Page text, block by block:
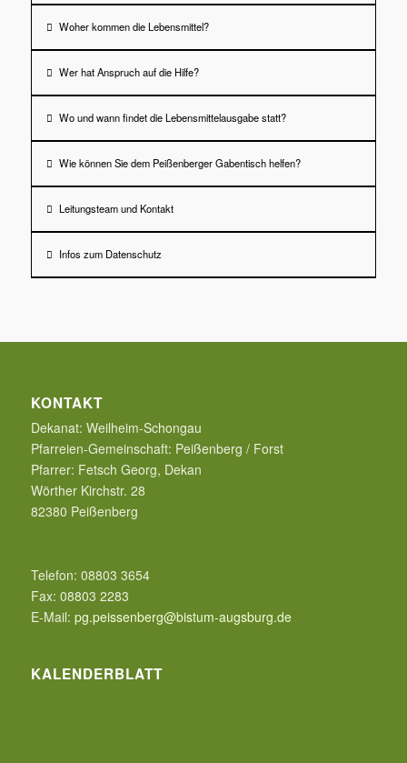
Woher kommen die Lebensmittel?
Wer hat Anspruch auf die Hilfe?
Wo und wann findet die Lebensmittelausgabe statt?
Wie können Sie dem Peißenberger Gabentisch helfen?
Leitungsteam und Kontakt
Infos zum Datenschutz
KONTAKT
Dekanat: Weilheim-Schongau
Pfarreien-Gemeinschaft: Peißenberg / Forst
Pfarrer: Fetsch Georg, Dekan
Wörther Kirchstr. 28
82380 Peißenberg
Telefon: 08803 3654
Fax: 08803 2283
E-Mail: pg.peissenberg@bistum-augsburg.de
KALENDERBLATT